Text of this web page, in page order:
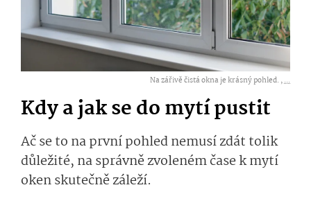
Na zářivě čistá okna je krásný pohled. ,...
Kdy a jak se do mytí pustit
Ač se to na první pohled nemusí zdát tolik
důležité, na správně zvoleném čase k mytí
oken skutečně záleží.